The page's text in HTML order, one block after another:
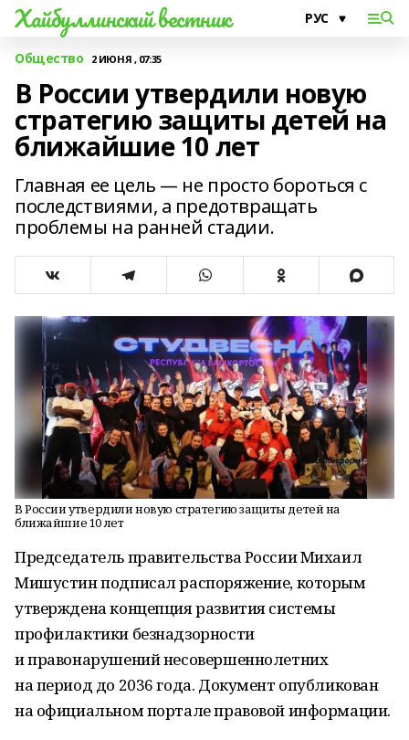
Хайбуллинский вестник
Общество 2 ИЮНЯ , 07:35
В России утвердили новую
стратегию защиты детей на
ближайшие 10 лет
Главная ее цель — не просто бороться с
последствиями, а предотвращать
проблемы на ранней стадии.
В России утвердили новую стратегию защиты детей на
ближайшие 10 лет
Председатель правительства России Михаил
Мишустин подписал распоряжение, которым
утверждена концепция развития системы
профилактики безнадзорности
и правонарушений несовершеннолетних
на период до 2036 года. Документ опубликован
на официальном портале правовой информации.